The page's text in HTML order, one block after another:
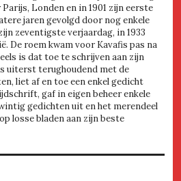
Londen en in 1901 zijn eerste
jaren gevolgd door nog enkele
zeventigste verjaardag, in 1933
De roem kwam voor Kavafis pas na
is dat toe te schrijven aan zijn
uiterst terughoudend met de
liet af en toe een enkel gedicht
gaf in eigen beheer enkele
gedichten uit en het merendeel
losse bladen aan zijn beste